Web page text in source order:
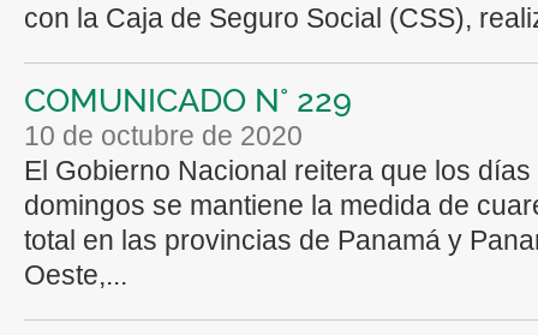
con la Caja de Seguro Social (CSS),
COMUNICADO N° 229
10 de octubre de 2020
El Gobierno Nacional reitera que los días
domingos se mantiene la medida de
total en las provincias de Panamá y
Oeste,...